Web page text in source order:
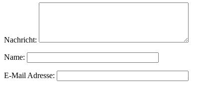
Nachricht:
Name:
E-Mail Adresse: